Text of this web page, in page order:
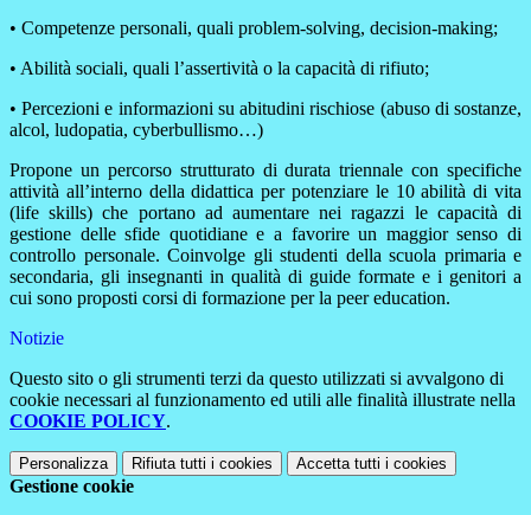
• Competenze personali, quali problem-solving, decision-making;
• Abilità sociali, quali l’assertività o la capacità di rifiuto;
• Percezioni e informazioni su abitudini rischiose (abuso di sostanze,
alcol, ludopatia, cyberbullismo…)
Propone un percorso strutturato di durata triennale con specifiche
attività all’interno della didattica per potenziare le 10 abilità di vita
(life skills) che portano ad aumentare nei ragazzi le capacità di
gestione delle sfide quotidiane e a favorire un maggior senso di
controllo personale. Coinvolge gli studenti della scuola primaria e
secondaria, gli insegnanti in qualità di guide formate e i genitori a
cui sono proposti corsi di formazione per la peer education.
Notizie
Questo sito o gli strumenti terzi da questo utilizzati si avvalgono di
cookie necessari al funzionamento ed utili alle finalità illustrate nella
COOKIE POLICY.
Personalizza Rifiuta tutti i cookies Accetta tutti i cookies
Gestione cookie